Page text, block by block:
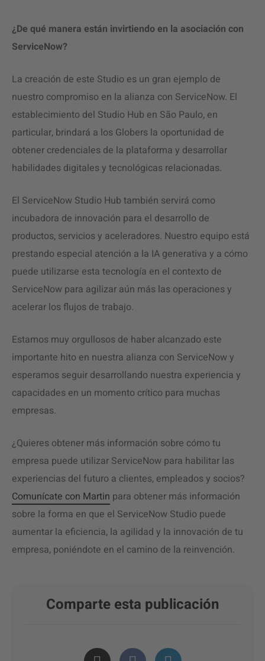
¿De qué manera están invirtiendo en la asociación con
ServiceNow?
La creación de este Studio es un gran ejemplo de
nuestro compromiso en la alianza con ServiceNow. El
establecimiento del Studio Hub en São Paulo, en
particular, brindará a los Globers la oportunidad de
obtener credenciales de la plataforma y desarrollar
habilidades digitales y tecnológicas relacionadas.
El ServiceNow Studio Hub también servirá como
incubadora de innovación para el desarrollo de
productos, servicios y aceleradores. Nuestro equipo está
prestando especial atención a la IA generativa y a cómo
puede utilizarse esta tecnología en el contexto de
ServiceNow para agilizar aún más las operaciones y
acelerar los flujos de trabajo.
Estamos muy orgullosos de haber alcanzado este
importante hito en nuestra alianza con ServiceNow y
esperamos seguir desarrollando nuestra experiencia y
capacidades en un momento crítico para muchas
empresas.
¿Quieres obtener más información sobre cómo tu
empresa puede utilizar ServiceNow para habilitar las
experiencias del futuro a clientes, empleados y socios?
Comunícate con Martin para obtener más información
sobre la forma en que el ServiceNow Studio puede
aumentar la eficiencia, la agilidad y la innovación de tu
empresa, poniéndote en el camino de la reinvención.
Comparte esta publicación